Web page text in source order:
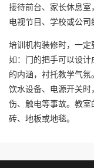
接待前台、家长休息
电视节目、学校或公司
培训机构装修时，一
如：门的把手可以设
的内涵，衬托教学气
饮水设备、电源开关
伤、触电等事故。教
砖、地板或地毯。